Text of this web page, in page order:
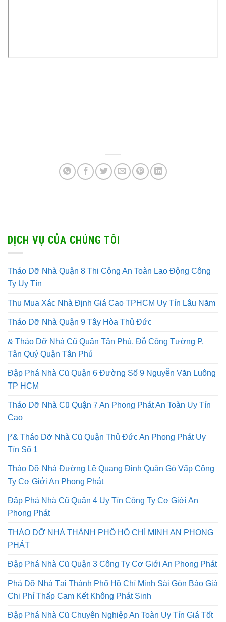
DỊCH VỤ CỦA CHÚNG TÔI
Tháo Dỡ Nhà Quận 8 Thi Công An Toàn Lao Động Công
Ty Uy Tín
Thu Mua Xác Nhà Định Giá Cao TPHCM Uy Tín Lâu Năm
Tháo Dỡ Nhà Quận 9 Tây Hòa Thủ Đức
& Tháo Dỡ Nhà Cũ Quận Tân Phú, Đỗ Công Tường P.
Tân Quý Quận Tân Phú
Đập Phá Nhà Cũ Quận 6 Đường Số 9 Nguyễn Văn Luông
TP HCM
Tháo Dỡ Nhà Cũ Quận 7 An Phong Phát An Toàn Uy Tín
Cao
[*& Tháo Dỡ Nhà Cũ Quận Thủ Đức An Phong Phát Uy
Tín Số 1
Tháo Dỡ Nhà Đường Lê Quang Định Quận Gò Vấp Công
Ty Cơ Giới An Phong Phát
Đập Phá Nhà Cũ Quận 4 Uy Tín Công Ty Cơ Giới An
Phong Phát
THÁO DỠ NHÀ THÀNH PHỐ HỒ CHÍ MINH AN PHONG
PHÁT
Đập Phá Nhà Cũ Quận 3 Công Ty Cơ Giới An Phong Phát
Phá Dỡ Nhà Tại Thành Phố Hồ Chí Minh Sài Gòn Báo Giá
Chi Phí Thấp Cam Kết Không Phát Sinh
Đập Phá Nhà Cũ Chuyên Nghiệp An Toàn Uy Tín Giá Tốt